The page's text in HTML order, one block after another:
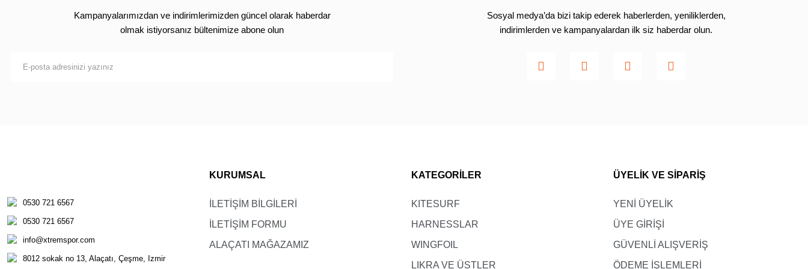
Kampanyalarımızdan ve indirimlerimizden güncel olarak haberdar
olmak istiyorsanız bültenimize abone olun
Sosyal medya’da bizi takip ederek haberlerden, yeniliklerden,
indirimlerden ve kampanyalardan ilk siz haberdar olun.
0530 721 6567
0530 721 6567
info@xtremspor.com
8012 sokak no 13, Alaçatı, Çeşme, Izmir
KURUMSAL
İLETİŞİM BİLGİLERİ
İLETİŞİM FORMU
ALAÇATI MAĞAZAMIZ
KATEGORİLER
KITESURF
HARNESSLAR
WINGFOIL
LIKRA VE ÜSTLER
ÜYELİK VE SİPARİŞ
YENİ ÜYELİK
ÜYE GİRİŞİ
GÜVENLİ ALIŞVERİŞ
ÖDEME İŞLEMLERİ